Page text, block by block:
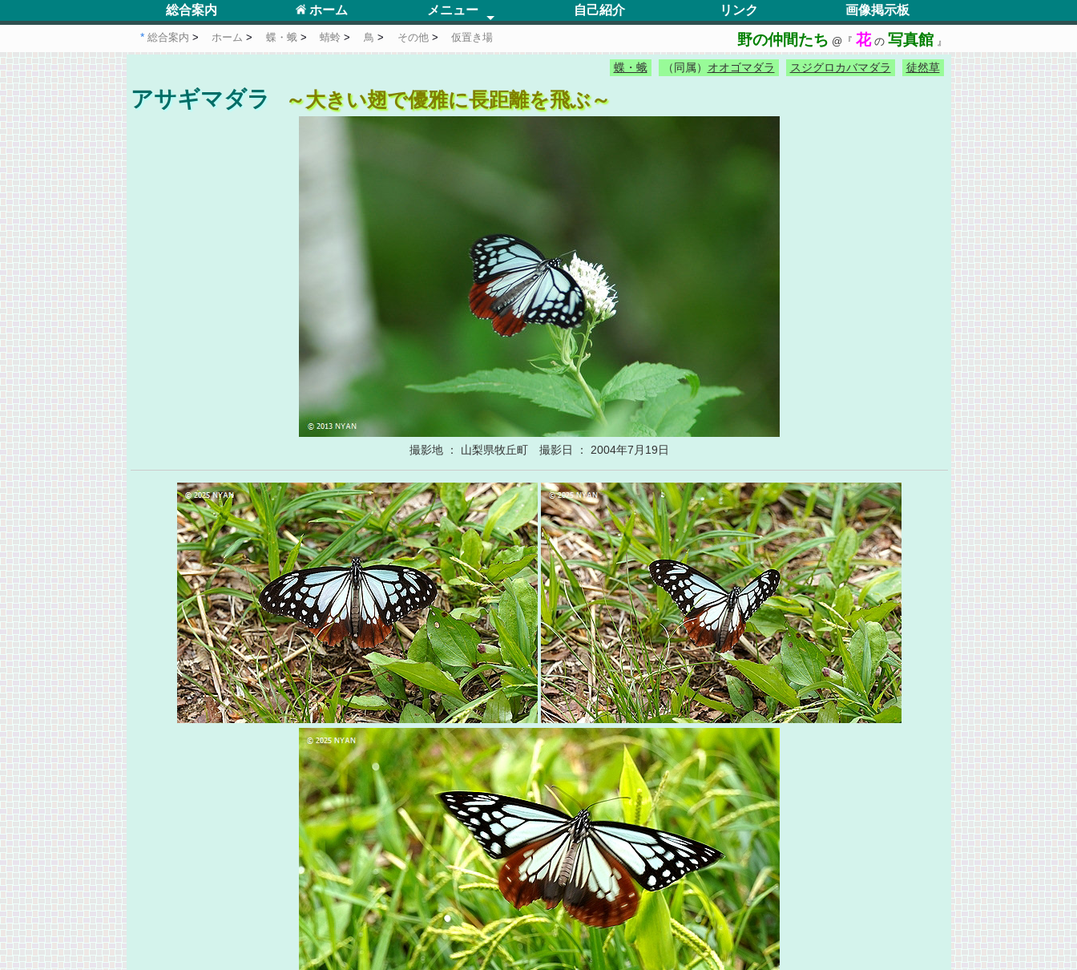
総合案内 ホーム
メニュー
蝶・蛾
蜻蛉
鳥
その他
仮置き場
更新履歴
自己紹介 リンク 画像掲示板
総合案内 ホーム 蝶・蛾 蜻蛉 鳥 その他 仮置き場 野の仲間たち @『 花の 写真館 』
徒然草
スジグロカバマダラ
（同属） オオゴマダラ
蝶・蛾
アサギマダラ ～大きい翅で優雅に長距離を飛ぶ～
撮影地 ： 山梨県牧丘町 撮影日 ： 2004年7月19日